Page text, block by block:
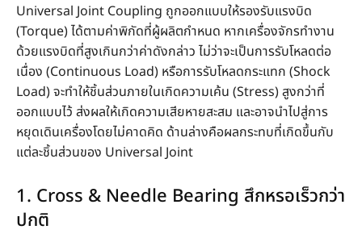
Universal Joint Coupling ถูกออกแบบให้รองรับแรงบิด
(Torque) ได้ตามค่าพิกัดที่ผู้ผลิตกำหนด หากเครื่องจักรทำงาน
ด้วยแรงบิดที่สูงเกินกว่าค่าดังกล่าว ไม่ว่าจะเป็นการรับโหลดต่อ
เนื่อง (Continuous Load) หรือการรับโหลดกระแทก (Shock
Load) จะทำให้ชิ้นส่วนภายในเกิดความเค้น (Stress) สูงกว่าที่
ออกแบบไว้ ส่งผลให้เกิดความเสียหายสะสม และอาจนำไปสู่การ
หยุดเดินเครื่องโดยไม่คาดคิด ด้านล่างคือผลกระทบที่เกิดขึ้นกับ
แต่ละชิ้นส่วนของ Universal Joint
1. Cross & Needle Bearing สึกหรอเร็วกว่า
ปกติ